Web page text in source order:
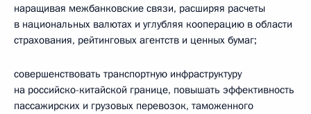
наращивая межбанковские связи, расширяя расчеты
в национальных валютах и углубляя кооперацию в области
страхования, рейтинговых агентств и ценных бумаг;
совершенствовать транспортную инфраструктуру
на российско-китайской границе, повышать эффективность
пассажирских и грузовых перевозок, таможенного